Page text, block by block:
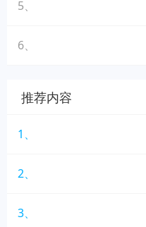
5、
6、
推荐内容
1、
2、
3、